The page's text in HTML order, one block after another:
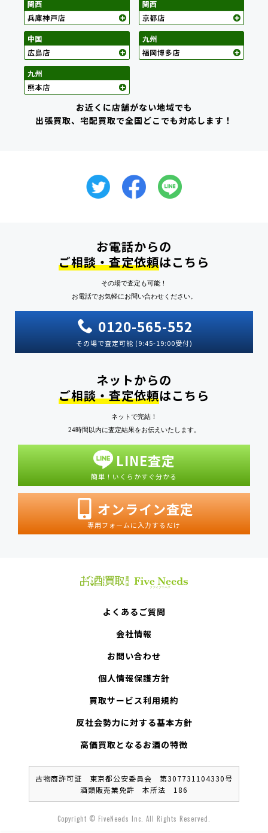
お近くに店舗がない地域でも
出張買取、宅配買取で全国どこでも対応します！
お電話からの
ご相談・査定依頼はこちら
その場で査定も可能！
お電話でお気軽にお問い合わせください。
0120-565-552
その場で査定可能 (9:45-19:00受付)
ネットからの
ご相談・査定依頼はこちら
ネットで完結！
24時間以内に査定結果をお伝えいたします。
LINE査定
簡単！いくらかすぐ分かる
オンライン査定
専用フォームに入力するだけ
よくあるご質問
会社情報
お問い合わせ
個人情報保護方針
買取サービス利用規約
反社会勢力に対する基本方針
高価買取となるお酒の特徴
古物商許可証 東京都公安委員会 第307731104330号
酒類販売業免許 本所法 186
Copyright © FiveNeeds Inc. All Rights Reserved.